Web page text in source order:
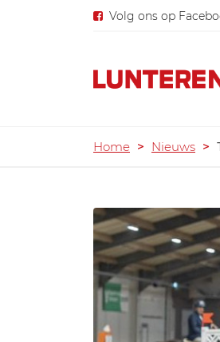
Volg ons op
Home > Nieuws >